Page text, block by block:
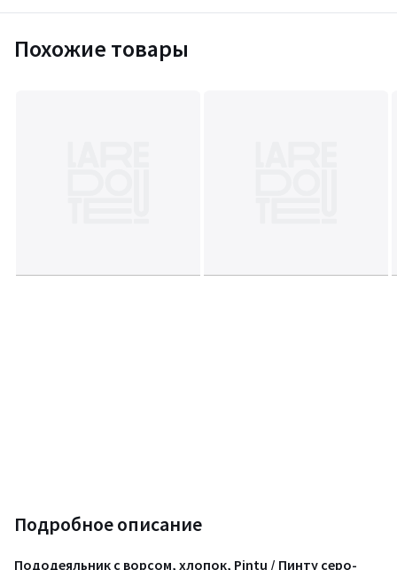
Похожие товары
Подробное описание
Пододеяльник с ворсом, хлопок, Pintu / Пинту серо-